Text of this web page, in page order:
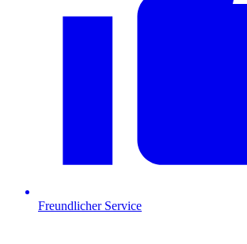
Freundlicher Service